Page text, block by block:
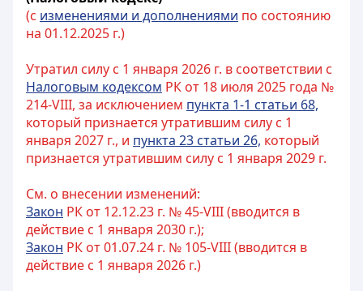
(с изменениями и дополнениями по состоянию
на 01.12.2025 г.)
Утратил силу с 1 января 2026 г. в соответствии с
Налоговым кодексом РК от 18 июля 2025 года №
214-VIII, за исключением пункта 1-1 статьи 68,
который признается утратившим силу с 1
января 2027 г., и пункта 23 статьи 26, который
признается утратившим силу с 1 января 2029 г.
См. о внесении изменений:
Закон РК от 12.12.23 г. № 45-VIII (вводится в
действие с 1 января 2030 г.);
Закон РК от 01.07.24 г. № 105-VIII (вводится в
действие с 1 января 2026 г.)